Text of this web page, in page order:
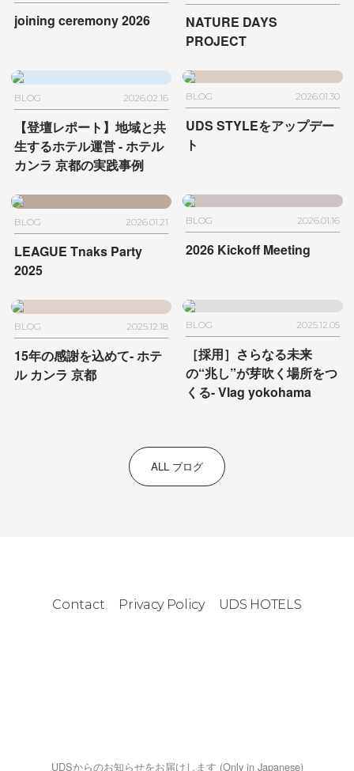
joining ceremony 2026
NATURE DAYS
PROJECT
BLOG 2026.02.16
【登壇レポート】地域と共
生するホテル運営- ホテル
カンラ 京都の実践事例
BLOG 2026.01.30
UDS STYLEをアップデー
ト
BLOG 2026.01.21
LEAGUE Tnaks Party
2025
BLOG 2026.01.16
2026 Kickoff Meeting
BLOG 2025.12.18
15年の感謝を込めて- ホテ
ル カンラ 京都
BLOG 2025.12.05
［採用］さらなる未来
の“兆し”が芽吹く場所をつ
くる- Vlag yokohama
ALL ブログ
Contact Privacy Policy UDS HOTELS
UDSからのお知らせをお届けします (Only in Japanese)